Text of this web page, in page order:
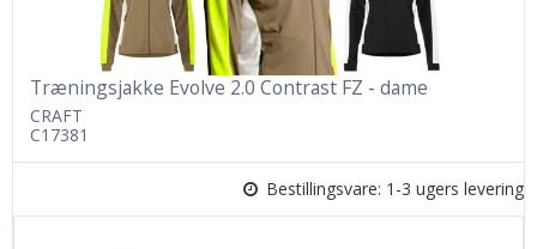
Træningsjakke Evolve 2.0 Contrast FZ - dame
CRAFT
C17381
Bestillingsvare: 1-3 ugers levering